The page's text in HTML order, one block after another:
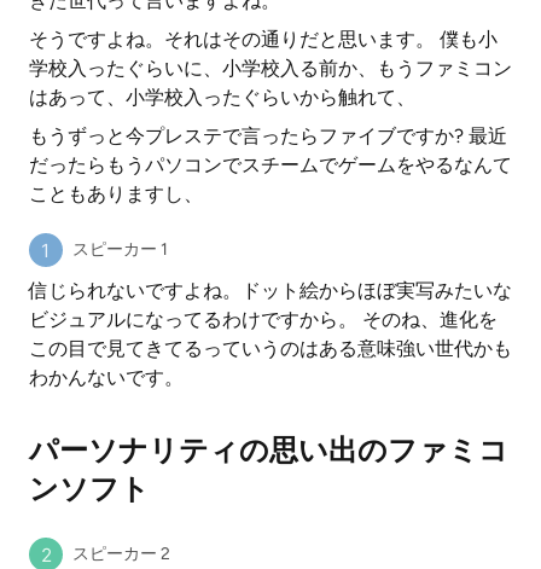
そうですよね。それはその通りだと思います。 僕も小
学校入ったぐらいに、小学校入る前か、もうファミコン
はあって、小学校入ったぐらいから触れて、
もうずっと今プレステで言ったらファイブですか? 最近
だったらもうパソコンでスチームでゲームをやるなんて
こともありますし、
スピーカー 1
信じられないですよね。ドット絵からほぼ実写みたいな
ビジュアルになってるわけですから。 そのね、進化を
この目で見てきてるっていうのはある意味強い世代かも
わかんないです。
パーソナリティの思い出のファミコ
ンソフト
スピーカー 2